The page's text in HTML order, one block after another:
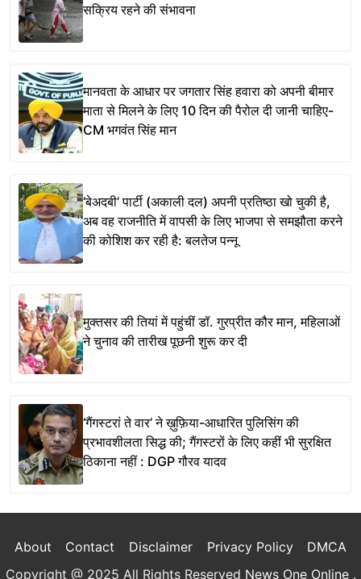
सक्रिय रहने की संभावना
मानवता के आधार पर जगतार सिंह हवारा को अपनी बीमार
माता से मिलने के लिए 10 दिन की पैरोल दी जानी चाहिए-
CM भगवंत सिंह मान
‘बेअदबी’ पार्टी (अकाली दल) अपनी प्रतिष्ठा खो चुकी है,
अब वह राजनीति में वापसी के लिए भाजपा से समझौता करने
की कोशिश कर रही है: बलतेज पन्नू
मुक्तसर की तियां में पहुंचीं डॉ. गुरप्रीत कौर मान, महिलाओं
ने चुनाव की तारीख पूछनी शुरू कर दी
‘गैंगस्टरां ते वार’ ने ख़ुफ़िया-आधारित पुलिसिंग की
प्रभावशीलता सिद्ध की; गैंगस्टरों के लिए कहीं भी सुरक्षित
ठिकाना नहीं : DGP गौरव यादव
About Contact Disclaimer Privacy Policy
DMCA
Copyright @ 2025 All Rights Reserved News One Online .